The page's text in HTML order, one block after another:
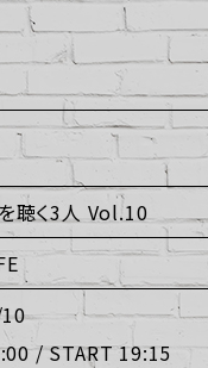
聴く3人 Vol.10
/ START 19:15